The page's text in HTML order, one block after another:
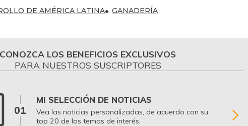
DE AMÉRICA LATINA
GANADERÍA
CONOZCA LOS BENEFICIOS EXCLUSIVOS
PARA NUESTROS SUSCRIPTORES
01
MI SELECCIÓN DE NOTICIAS
Vea las noticias personalizadas, de acuerdo con su
top 20 de los temas de interés.